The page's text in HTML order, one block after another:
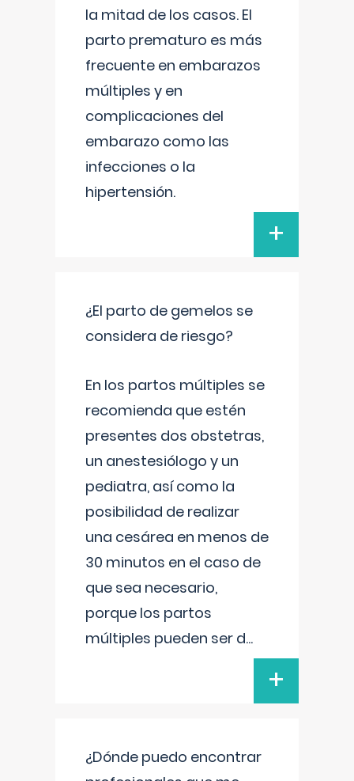
la mitad de los casos. El
parto prematuro es más
frecuente en embarazos
múltiples y en
complicaciones del
embarazo como las
infecciones o la
hipertensión.
+
¿El parto de gemelos se
considera de riesgo?
En los partos múltiples se
recomienda que estén
presentes dos obstetras,
un anestesiólogo y un
pediatra, así como la
posibilidad de realizar
una cesárea en menos de
30 minutos en el caso de
que sea necesario,
porque los partos
múltiples pueden ser d...
+
¿Dónde puedo encontrar